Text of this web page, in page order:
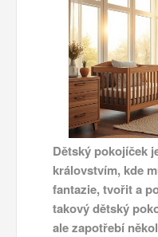
Dětský pokojíček
královstvím, kde
fantazie, tvořit a
takový dětský
ale zapotřebí